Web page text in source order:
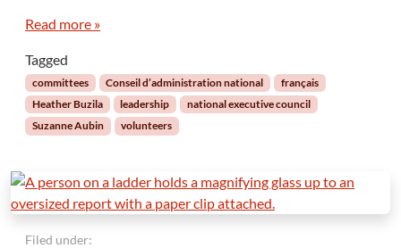
Read more »
Tagged
committees Conseil d’administration national
français
Heather Buzila
leadership
national executive council
Suzanne Aubin
volunteers
Filed under: